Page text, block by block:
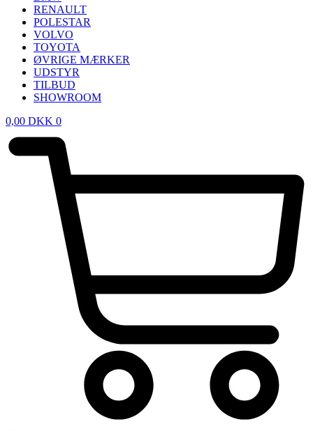
RENAULT
POLESTAR
VOLVO
TOYOTA
ØVRIGE MÆRKER
UDSTYR
TILBUD
SHOWROOM
0,00 DKK 0